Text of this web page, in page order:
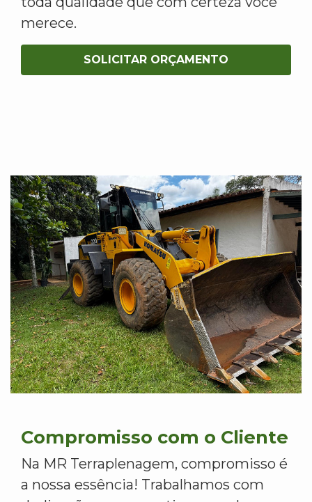
merece.
SOLICITAR ORÇAMENTO
Compromisso com o Cliente
Na MR Terraplenagem, compromisso é
a nossa essência! Trabalhamos com